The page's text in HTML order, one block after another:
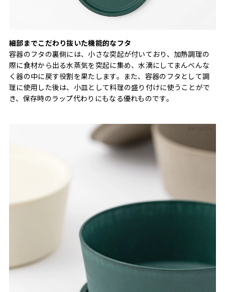
細部までこだわり抜いた機能的なフタ
容器のフタの裏側には、小さな突起が付いており、加熱調理の
際に食材から出る水蒸気を突起に集め、水滴にしてまんべんな
く器の中に戻す役割を果たします。また、容器のフタとして調
理に使用した後は、小皿として料理の盛り付けに使うことがで
き、保存時のラップ代わりにもなる優れものです。